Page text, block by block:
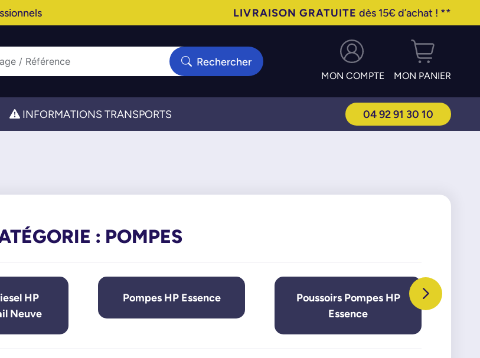
LIVRAISON GRATUITE dès 15€ d’achat ! **
Rechercher
MON COMPTE MON PANIER
INFORMATIONS TRANSPORTS 04 92 91 30 10
: POMPES
HP
Neuve
Pompes HP Essence
Poussoirs Pompes HP
Essence